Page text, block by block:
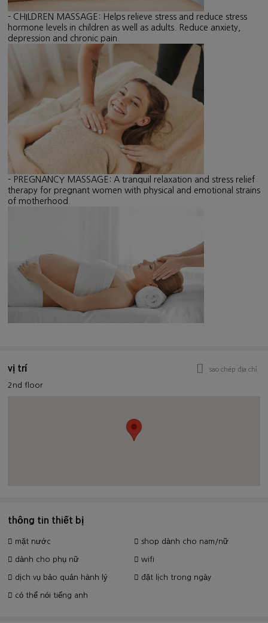
- CHILDREN MASSAGE: Helps relieve stress and reduce stress
hormone levels in children as well as adults. Reduce anxiety,
depression and chronic pain.
- PREGNANCY MASSAGE: A tranquil relaxation and stress relief
therapy for pregnant women with physical and emotional strains
of motherhood.
vị trí sao chép địa chỉ
2nd floor
thông tin thiết bị
mặt nước shop dành cho nam/nữ
dành cho phụ nữ wifi
dịch vụ bảo quản hành lý đặt lịch trong ngày
có thể nói tiếng anh